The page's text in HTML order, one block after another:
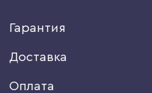
Гарантия
Доставка
Оплата